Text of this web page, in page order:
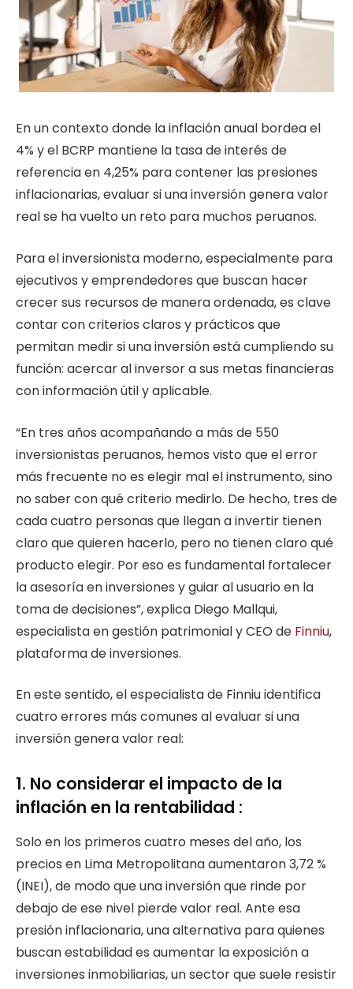
En un contexto donde la inflación anual bordea el
4% y el BCRP mantiene la tasa de interés de
referencia en 4,25% para contener las presiones
inflacionarias, evaluar si una inversión genera valor
real se ha vuelto un reto para muchos peruanos.
Para el inversionista moderno, especialmente para
ejecutivos y emprendedores que buscan hacer
crecer sus recursos de manera ordenada, es clave
contar con criterios claros y prácticos que
permitan medir si una inversión está cumpliendo su
función: acercar al inversor a sus metas financieras
con información útil y aplicable.
“En tres años acompañando a más de 550
inversionistas peruanos, hemos visto que el error
más frecuente no es elegir mal el instrumento, sino
no saber con qué criterio medirlo. De hecho, tres de
cada cuatro personas que llegan a invertir tienen
claro que quieren hacerlo, pero no tienen claro qué
producto elegir. Por eso es fundamental fortalecer
la asesoría en inversiones y guiar al usuario en la
toma de decisiones”, explica Diego Mallqui,
especialista en gestión patrimonial y CEO de Finniu,
plataforma de inversiones.
En este sentido, el especialista de Finniu identifica
cuatro errores más comunes al evaluar si una
inversión genera valor real:
1. No considerar el impacto de la
inflación en la rentabilidad :
Solo en los primeros cuatro meses del año, los
precios en Lima Metropolitana aumentaron 3,72 %
(INEI), de modo que una inversión que rinde por
debajo de ese nivel pierde valor real. Ante esa
presión inflacionaria, una alternativa para quienes
buscan estabilidad es aumentar la exposición a
inversiones inmobiliarias, un sector que suele resistir